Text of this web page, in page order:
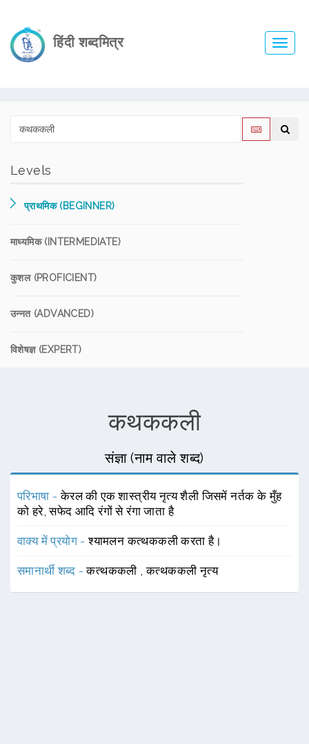
हिंदी शब्दमित्र
Levels
प्राथमिक (BEGINNER)
माध्यमिक (INTERMEDIATE)
कुशल (PROFICIENT)
उन्नत (ADVANCED)
विशेषज्ञ (EXPERT)
कथककली
संज्ञा (नाम वाले शब्द)
परिभाषा -केरल की एक शास्त्रीय नृत्य शैली जिसमें नर्तक के मुँह
को हरे, सफेद आदि रंगों से रंगा जाता है
वाक्य में प्रयोग -श्यामलन कत्थककली करता है।
समानार्थी शब्द -कत्थककली ,कत्थककली नृत्य